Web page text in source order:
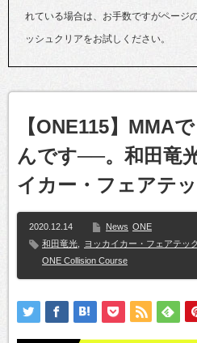
れている場合は、お手数ですがページ
ッシュクリアをお試しください。
【ONE115】MMA
んです──。和田竜
イカー・フェアテ
2020.12.14 News ONE
和田竜光
ヨッカイカー・フェアテッ
ONE Collision Course